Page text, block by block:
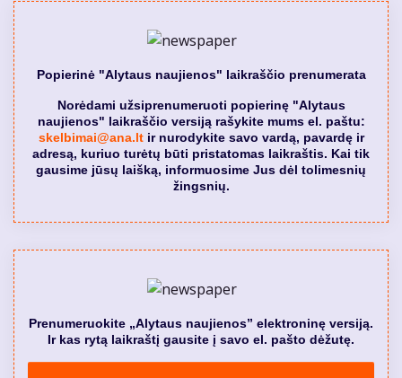
Popierinė "Alytaus naujienos" laikraščio prenumerata
Norėdami užsiprenumeruoti popierinę "Alytaus
naujienos" laikraščio versiją rašykite mums el. paštu:
skelbimai@ana.ltir nurodykite savo vardą, pavardę ir
adresą, kuriuo turėtų būti pristatomas laikraštis. Kai tik
gausime jūsų laišką, informuosime Jus dėl tolimesnių
žingsnių.
Prenumeruokite „Alytaus naujienos” elektroninę versiją.
Ir kas rytą laikraštį gausite į savo el. pašto dėžutę.